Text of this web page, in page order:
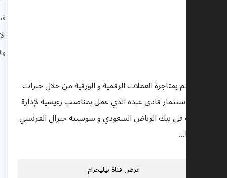
الاقتصاد
والتمويل
قناة تهتم بمتاجرة العملات الرقمية و الورقية من خلال خبرات
مدير الاستثمار فادي عبده الذي عمل بمناصب رءيسية لإدارة
الثروات في بنك الرياض السعودي و سوسيته جنرال الفرنسي
عرض قناة تيليجرام